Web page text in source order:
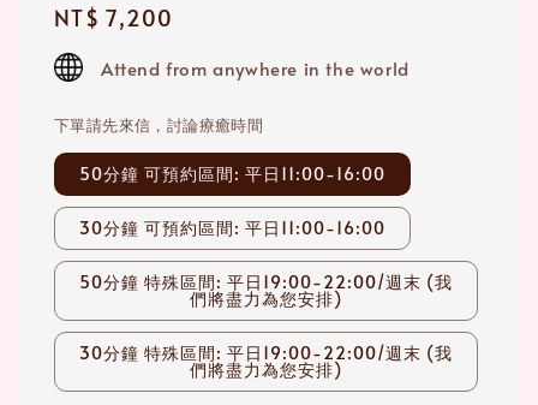
Regular
price
NT$ 7,200
Attend from anywhere in the world
下單請先來信，討論療癒時間
50分鐘 可預約區間: 平日11:00-16:00
30分鐘 可預約區間: 平日11:00-16:00
50分鐘 特殊區間: 平日19:00-22:00/週末 (我
們將盡力為您安排)
30分鐘 特殊區間: 平日19:00-22:00/週末 (我
們將盡力為您安排)